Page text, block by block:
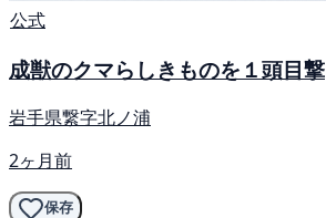
公式
成獣のクマらしきものを１頭目撃
岩手県繋字北ノ浦
2ヶ月前
保存